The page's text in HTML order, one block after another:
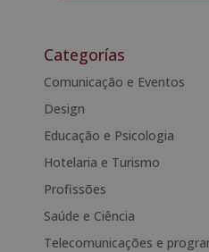
t
r
n
a
i
v
e
Categorías
Comunicação e Eventos
Design
Educação e Psicologia
Hotelaria e Turismo
Profissões
Saúde e Ciência
Telecomunicações e